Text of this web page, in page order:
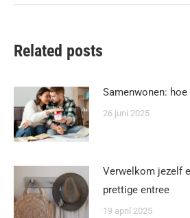
Related posts
Samenwonen:
26 juni 2025
Verwelkom jezelf
prettige entree
19 april 2025